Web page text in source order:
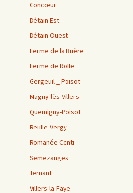
Concœur
Détain Est
Détain Ouest
Ferme de la Buère
Ferme de Rolle
Gergeuil _ Poisot
Magny-lès-Villers
Quemigny-Poisot
Reulle-Vergy
Romanée Conti
Semezanges
Ternant
Villers-la-Faye